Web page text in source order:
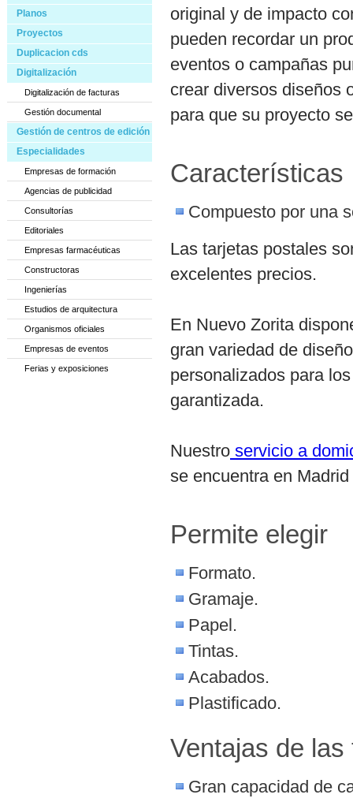
Planos
Proyectos
Duplicacion cds
Digitalización
Digitalización de facturas
Gestión documental
Gestión de centros de edición
Especialidades
Empresas de formación
Agencias de publicidad
Consultorías
Editoriales
Empresas farmacéuticas
Constructoras
Ingenierías
Estudios de arquitectura
Organismos oficiales
Empresas de eventos
Ferias y exposiciones
original y de impacto
pueden recordar un
eventos o campañas
crear diversos diseños
para que su proyecto
Características
Compuesto por una
Las tarjetas postales
excelentes precios.
En Nuevo Zorita
gran variedad de
personalizados para
garantizada.
Nuestro servicio a
se encuentra en
Permite elegir
Formato.
Gramaje.
Papel.
Tintas.
Acabados.
Plastificado.
Ventajas de
Gran capacidad de